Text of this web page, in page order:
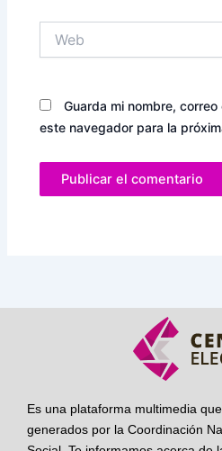
Guarda mi nombre,
este navegador para la
Es una plataforma multimedia
generados por la Coordinación